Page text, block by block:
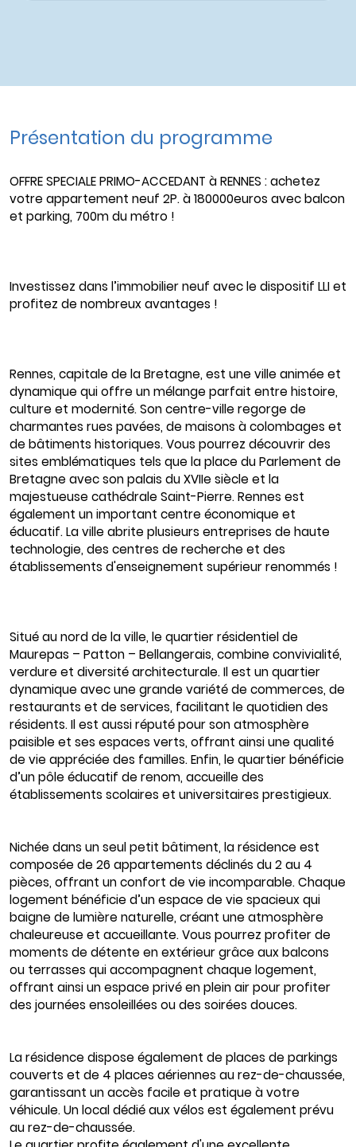
Présentation du programme
OFFRE SPECIALE PRIMO-ACCEDANT à RENNES : achetez
votre appartement neuf 2P. à 180000euros avec balcon
et parking, 700m du métro !
Investissez dans l’immobilier neuf avec le dispositif LLI et
profitez de nombreux avantages !
Rennes, capitale de la Bretagne, est une ville animée et
dynamique qui offre un mélange parfait entre histoire,
culture et modernité. Son centre-ville regorge de
charmantes rues pavées, de maisons à colombages et
de bâtiments historiques. Vous pourrez découvrir des
sites emblématiques tels que la place du Parlement de
Bretagne avec son palais du XVIIe siècle et la
majestueuse cathédrale Saint-Pierre. Rennes est
également un important centre économique et
éducatif. La ville abrite plusieurs entreprises de haute
technologie, des centres de recherche et des
établissements d'enseignement supérieur renommés !
Situé au nord de la ville, le quartier résidentiel de
Maurepas – Patton – Bellangerais, combine convivialité,
verdure et diversité architecturale. Il est un quartier
dynamique avec une grande variété de commerces, de
restaurants et de services, facilitant le quotidien des
résidents. Il est aussi réputé pour son atmosphère
paisible et ses espaces verts, offrant ainsi une qualité
de vie appréciée des familles. Enfin, le quartier bénéficie
d’un pôle éducatif de renom, accueille des
établissements scolaires et universitaires prestigieux.
Nichée dans un seul petit bâtiment, la résidence est
composée de 26 appartements déclinés du 2 au 4
pièces, offrant un confort de vie incomparable. Chaque
logement bénéficie d’un espace de vie spacieux qui
baigne de lumière naturelle, créant une atmosphère
chaleureuse et accueillante. Vous pourrez profiter de
moments de détente en extérieur grâce aux balcons
ou terrasses qui accompagnent chaque logement,
offrant ainsi un espace privé en plein air pour profiter
des journées ensoleillées ou des soirées douces.
La résidence dispose également de places de parkings
couverts et de 4 places aériennes au rez-de-chaussée,
garantissant un accès facile et pratique à votre
véhicule. Un local dédié aux vélos est également prévu
au rez-de-chaussée.